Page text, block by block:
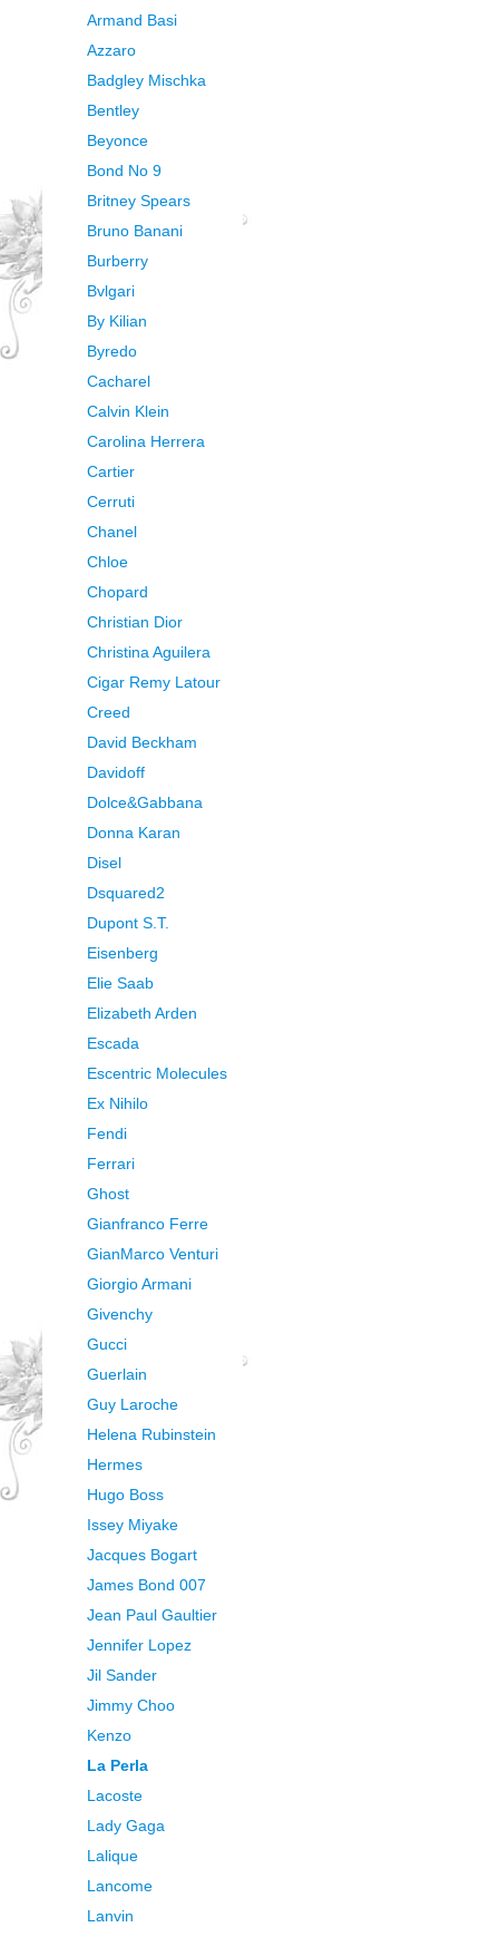
Armand Basi
Azzaro
Badgley Mischka
Bentley
Beyonce
Bond No 9
Britney Spears
Bruno Banani
Burberry
Bvlgari
By Kilian
Byredo
Cacharel
Calvin Klein
Carolina Herrera
Cartier
Cerruti
Chanel
Chloe
Chopard
Christian Dior
Christina Aguilera
Cigar Remy Latour
Creed
David Beckham
Davidoff
Dolce&Gabbana
Donna Karan
Disel
Dsquared2
Dupont S.T.
Eisenberg
Elie Saab
Elizabeth Arden
Escada
Escentric Molecules
Ex Nihilo
Fendi
Ferrari
Ghost
Gianfranco Ferre
GianMarco Venturi
Giorgio Armani
Givenchy
Gucci
Guerlain
Guy Laroche
Helena Rubinstein
Hermes
Hugo Boss
Issey Miyake
Jacques Bogart
James Bond 007
Jean Paul Gaultier
Jennifer Lopez
Jil Sander
Jimmy Choo
Kenzo
La Perla
Lacoste
Lady Gaga
Lalique
Lancome
Lanvin